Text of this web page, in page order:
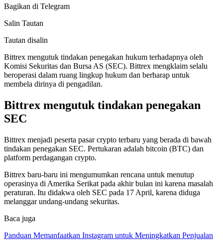
Bagikan di Telegram
Salin Tautan
Tautan disalin
Bittrex mengutuk tindakan penegakan hukum terhadapnya oleh
Komisi Sekuritas dan Bursa AS (SEC). Bittrex mengklaim selalu
beroperasi dalam ruang lingkup hukum dan berharap untuk
membela dirinya di pengadilan.
Bittrex mengutuk tindakan penegakan
SEC
Bittrex menjadi peserta pasar crypto terbaru yang berada di bawah
tindakan penegakan SEC. Pertukaran adalah bitcoin (BTC) dan
platform perdagangan crypto.
Bittrex baru-baru ini mengumumkan rencana untuk menutup
operasinya di Amerika Serikat pada akhir bulan ini karena masalah
peraturan. Itu didakwa oleh SEC pada 17 April, karena diduga
melanggar undang-undang sekuritas.
Baca juga
Panduan Memanfaatkan Instagram untuk Meningkatkan Penjualan